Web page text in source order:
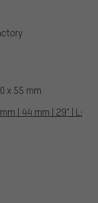
x 55 mm
| 44 mm | 29" | L: